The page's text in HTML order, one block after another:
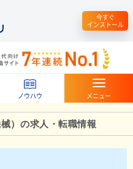
今すぐ
インストール
ノウハウ メニュー
）の求人・転職情報